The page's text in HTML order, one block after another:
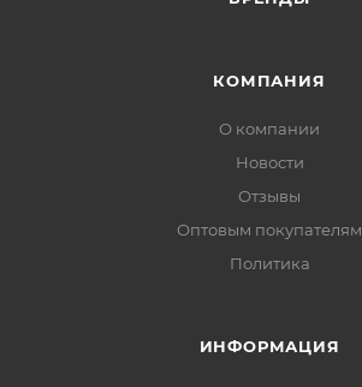
КОМПАНИЯ
О компании
Новости
Отзывы
Оптовым покупателям
Политика
ИНФОРМАЦИЯ